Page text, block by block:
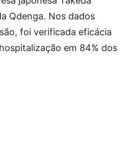
Qdenga. Nos dados
foi verificada eficácia
em 84% dos